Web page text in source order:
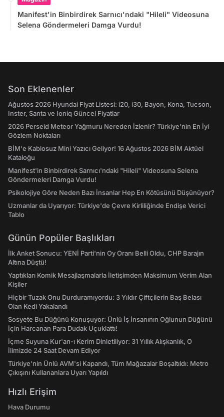
Manifest'in Binbirdirek Sarnıcı'ndaki "Hileli" Videosuna
Selena Göndermeleri Damga Vurdu!
Son Eklenenler
Ağustos 2026 Hyundai Fiyat Listesi: i20, i30, Bayon, Kona, Tucson,
Inster, Santa ve Ioniq Güncel Fiyatlar
2026 Perseid Meteor Yağmuru Nereden İzlenir? Türkiye’nin En İyi
Gözlem Noktaları
BİM'e Kablosuz Mini Yazıcı Geliyor! 16 Ağustos 2026 BİM Aktüel
Kataloğu
Manifest'in Binbirdirek Sarnıcı'ndaki "Hileli" Videosuna Selena
Göndermeleri Damga Vurdu!
Psikolojiye Göre Neden Bazı İnsanlar Hep En Kötüsünü Düşünüyor?
Uzmanlar da Uyarıyor: Türkiye'de Çevre Kirliliğinde Endişe Verici
Tablo
Günün Popüler Başlıkları
İlk Anket Sonucu: YENİ Parti'nin Oy Oranı Belli Oldu, CHP Barajın
Altına Düştü!
Yaptıkları Komik Mesajlaşmalarla İletişimden Maksimum Verim Alan
Kişiler
Hiçbir Tuzak Onu Durduramıyordu: 3 Yıldır Çiftçilerin Baş Belası
Olan Kedi Yakalandı
Sosyete Bu Düğünü Konuşuyor: Ünlü İş İnsanının Oğlunun Düğünü
İçin Harcanan Para Dudak Uçuklattı!
İçme Suyuna Kur'an-ı Kerim Dinletiliyor: 31 Yıllık Alışkanlık, O
İlimizde 24 Saat Devam Ediyor
Türkiye'nin Ünlü AVM'si Kapandı, Tüm Mağazalar Boşaltıldı: Metro
Çıkışını Kullananlara Uyarı Yapıldı
Hızlı Erişim
Hava Durumu